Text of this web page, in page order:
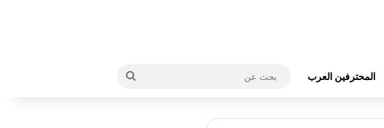
المحترفين العرب